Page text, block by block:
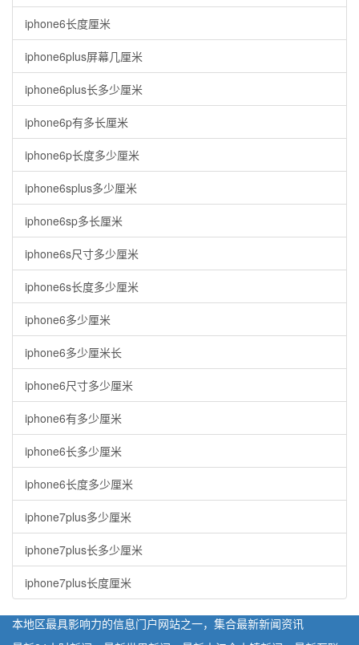
iphone6长度厘米
iphone6plus屏幕几厘米
iphone6plus长多少厘米
iphone6p有多长厘米
iphone6p长度多少厘米
iphone6splus多少厘米
iphone6sp多长厘米
iphone6s尺寸多少厘米
iphone6s长度多少厘米
iphone6多少厘米
iphone6多少厘米长
iphone6尺寸多少厘米
iphone6有多少厘米
iphone6长多少厘米
iphone6长度多少厘米
iphone7plus多少厘米
iphone7plus长多少厘米
iphone7plus长度厘米
本地区最具影响力的信息门户网站之一，集合最新新闻资讯